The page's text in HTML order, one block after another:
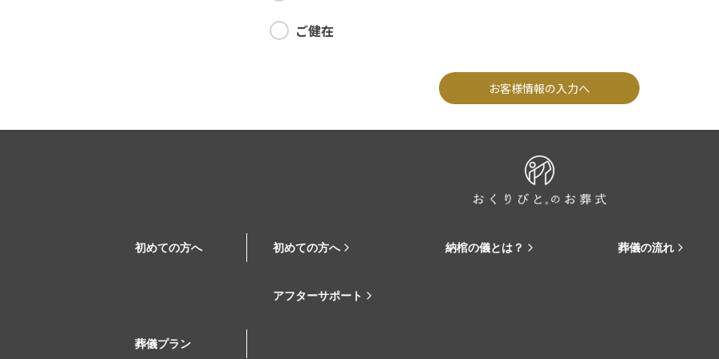
ご健在
お客様情報の入力へ
初めての方へ 初めての方へ 納棺の儀とは？ 葬儀の流れ
アフターサポート
葬儀プラン